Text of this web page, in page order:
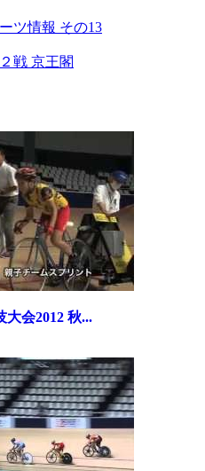
ツ情報 その13
戦 京王閣
会2012 秋...